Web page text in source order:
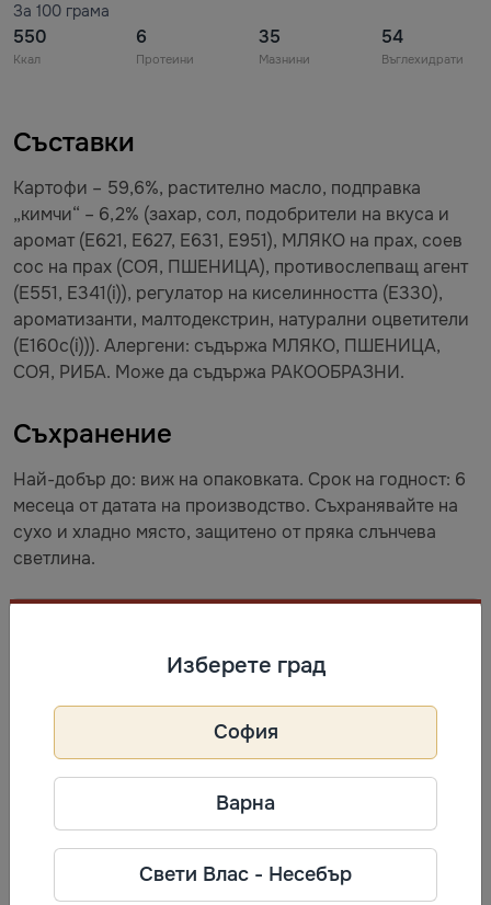
За 100 грама
550
Ккал
6
Протеини
35
Мазнини
54
Въглехидрати
Съставки
Картофи – 59,6%, растително масло, подправка
„кимчи“ – 6,2% (захар, сол, подобрители на вкуса и
аромат (E621, E627, E631, E951), МЛЯКО на прах, соев
сос на прах (СОЯ, ПШЕНИЦА), противослепващ агент
(E551, E341(i)), регулатор на киселинността (E330),
ароматизанти, малтодекстрин, натурални оцветители
(E160c(i))). Алергени: съдържа МЛЯКО, ПШЕНИЦА,
СОЯ, РИБА. Може да съдържа РАКООБРАЗНИ.
Съхранение
Най-добър до: виж на опаковката. Срок на годност: 6
месеца от датата на производство. Съхранявайте на
сухо и хладно място, защитено от пряка слънчева
светлина.
Информация за производител
Orion
Фирма: Orion Corporation
Телефон: + 7 (495) 787-99-09
Изберете град
София
Варна
Свети Влас - Несебър